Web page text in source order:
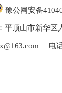
豫公网安备
顶山市新华
电